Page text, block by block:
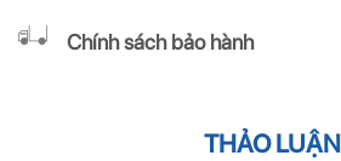
Chính sách bảo hành
THẢO LUẬN